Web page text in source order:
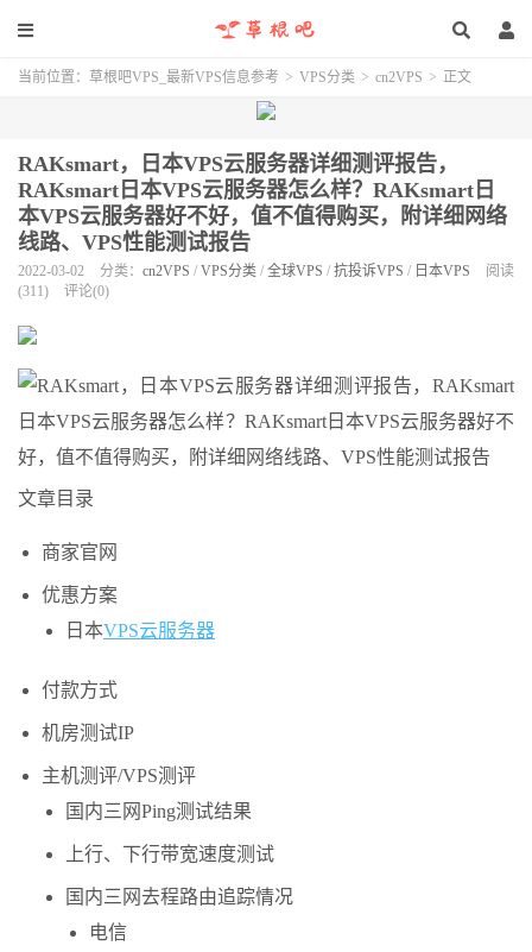
当前位置： 草根吧VPS_最新VPS信息参考 > VPS分类 > cn2VPS > 正文
RAKsmart，日本VPS云服务器详细测评报告，
RAKsmart日本VPS云服务器怎么样？RAKsmart日
本VPS云服务器好不好，值不值得购买，附详细网络
线路、VPS性能测试报告
2022-03-02 分类： cn2VPS / VPS分类 / 全球VPS / 抗投诉VPS / 日本VPS
阅读
(311)
评论(0)
文章目录
商家官网
优惠方案
日本VPS云服务器
付款方式
机房测试IP
主机测评/VPS测评
国内三网Ping测试结果
上行、下行带宽速度测试
国内三网去程路由追踪情况
电信